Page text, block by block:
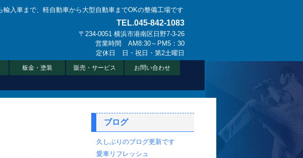
輸入車まで、軽自動車から大型自動車までOKの整備工場です
TEL.045-842-1083
〒234-0051 横浜市港南区日野7-3-26
営業時間 AM8:30～PM5：30
定休日 日・祝日・第2土曜日
板金・塗装 販売・サービス お問い合わせ
ブログ
久しぶりのブログ更新です
愛車リフレッシュ